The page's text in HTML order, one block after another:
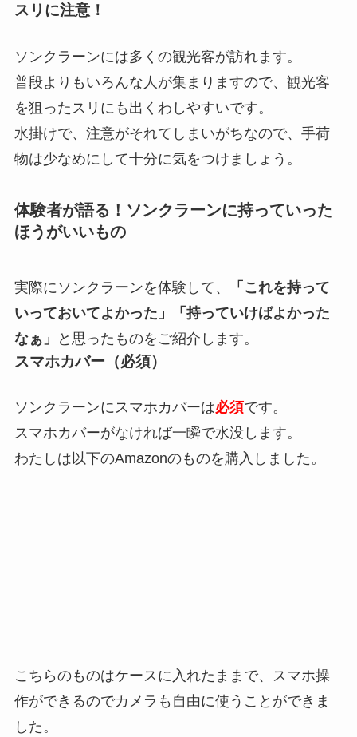
スリに注意！
ソンクラーンには多くの観光客が訪れます。
普段よりもいろんな人が集まりますので、観光客
を狙ったスリにも出くわしやすいです。
水掛けで、注意がそれてしまいがちなので、手荷
物は少なめにして十分に気をつけましょう。
体験者が語る！ソンクラーンに持っていった
ほうがいいもの
実際にソンクラーンを体験して、
「これを持って
いっておいてよかった」「持っていけばよかった
なぁ」
と思ったものをご紹介します。
スマホカバー（必須）
ソンクラーンにスマホカバーは必須です。
スマホカバーがなければ一瞬で水没します。
わたしは以下のAmazonのものを購入しました。
こちらのものはケースに入れたままで、スマホ操
作ができるのでカメラも自由に使うことができま
した。